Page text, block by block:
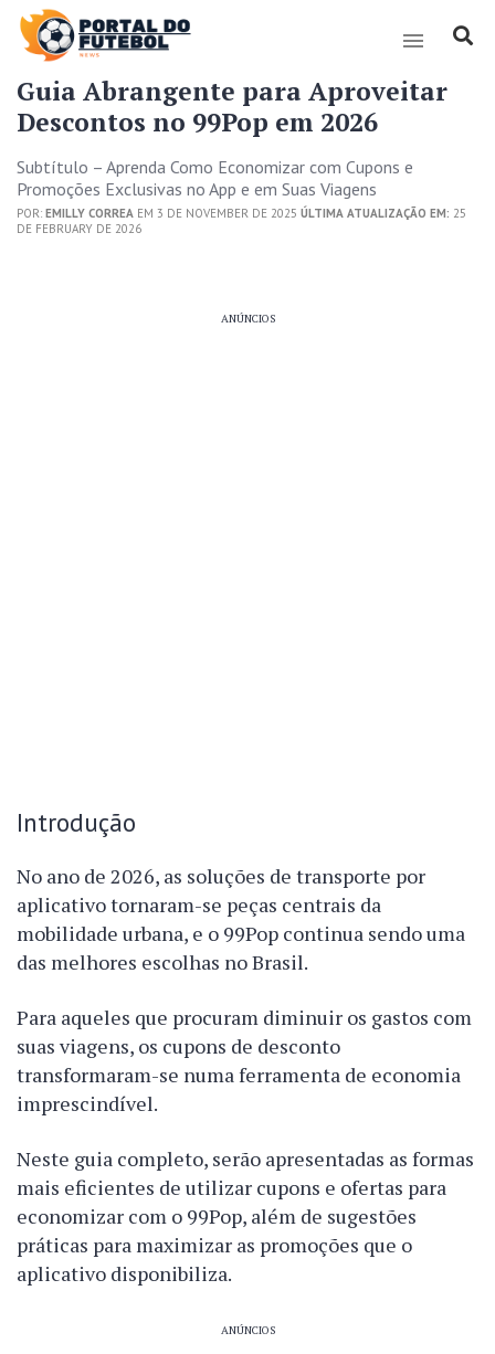
Guia Abrangente para Aproveitar
Descontos no 99Pop em 2026
Subtítulo – Aprenda Como Economizar com Cupons e
Promoções Exclusivas no App e em Suas Viagens
POR: EMILLY CORREA EM 3 DE NOVEMBER DE 2025 ÚLTIMA ATUALIZAÇÃO EM: 25
DE FEBRUARY DE 2026
ANÚNCIOS
Introdução
No ano de 2026, as soluções de transporte por
aplicativo tornaram-se peças centrais da
mobilidade urbana, e o 99Pop continua sendo uma
das melhores escolhas no Brasil.
Para aqueles que procuram diminuir os gastos com
suas viagens, os cupons de desconto
transformaram-se numa ferramenta de economia
imprescindível.
Neste guia completo, serão apresentadas as formas
mais eficientes de utilizar cupons e ofertas para
economizar com o 99Pop, além de sugestões
práticas para maximizar as promoções que o
aplicativo disponibiliza.
ANÚNCIOS